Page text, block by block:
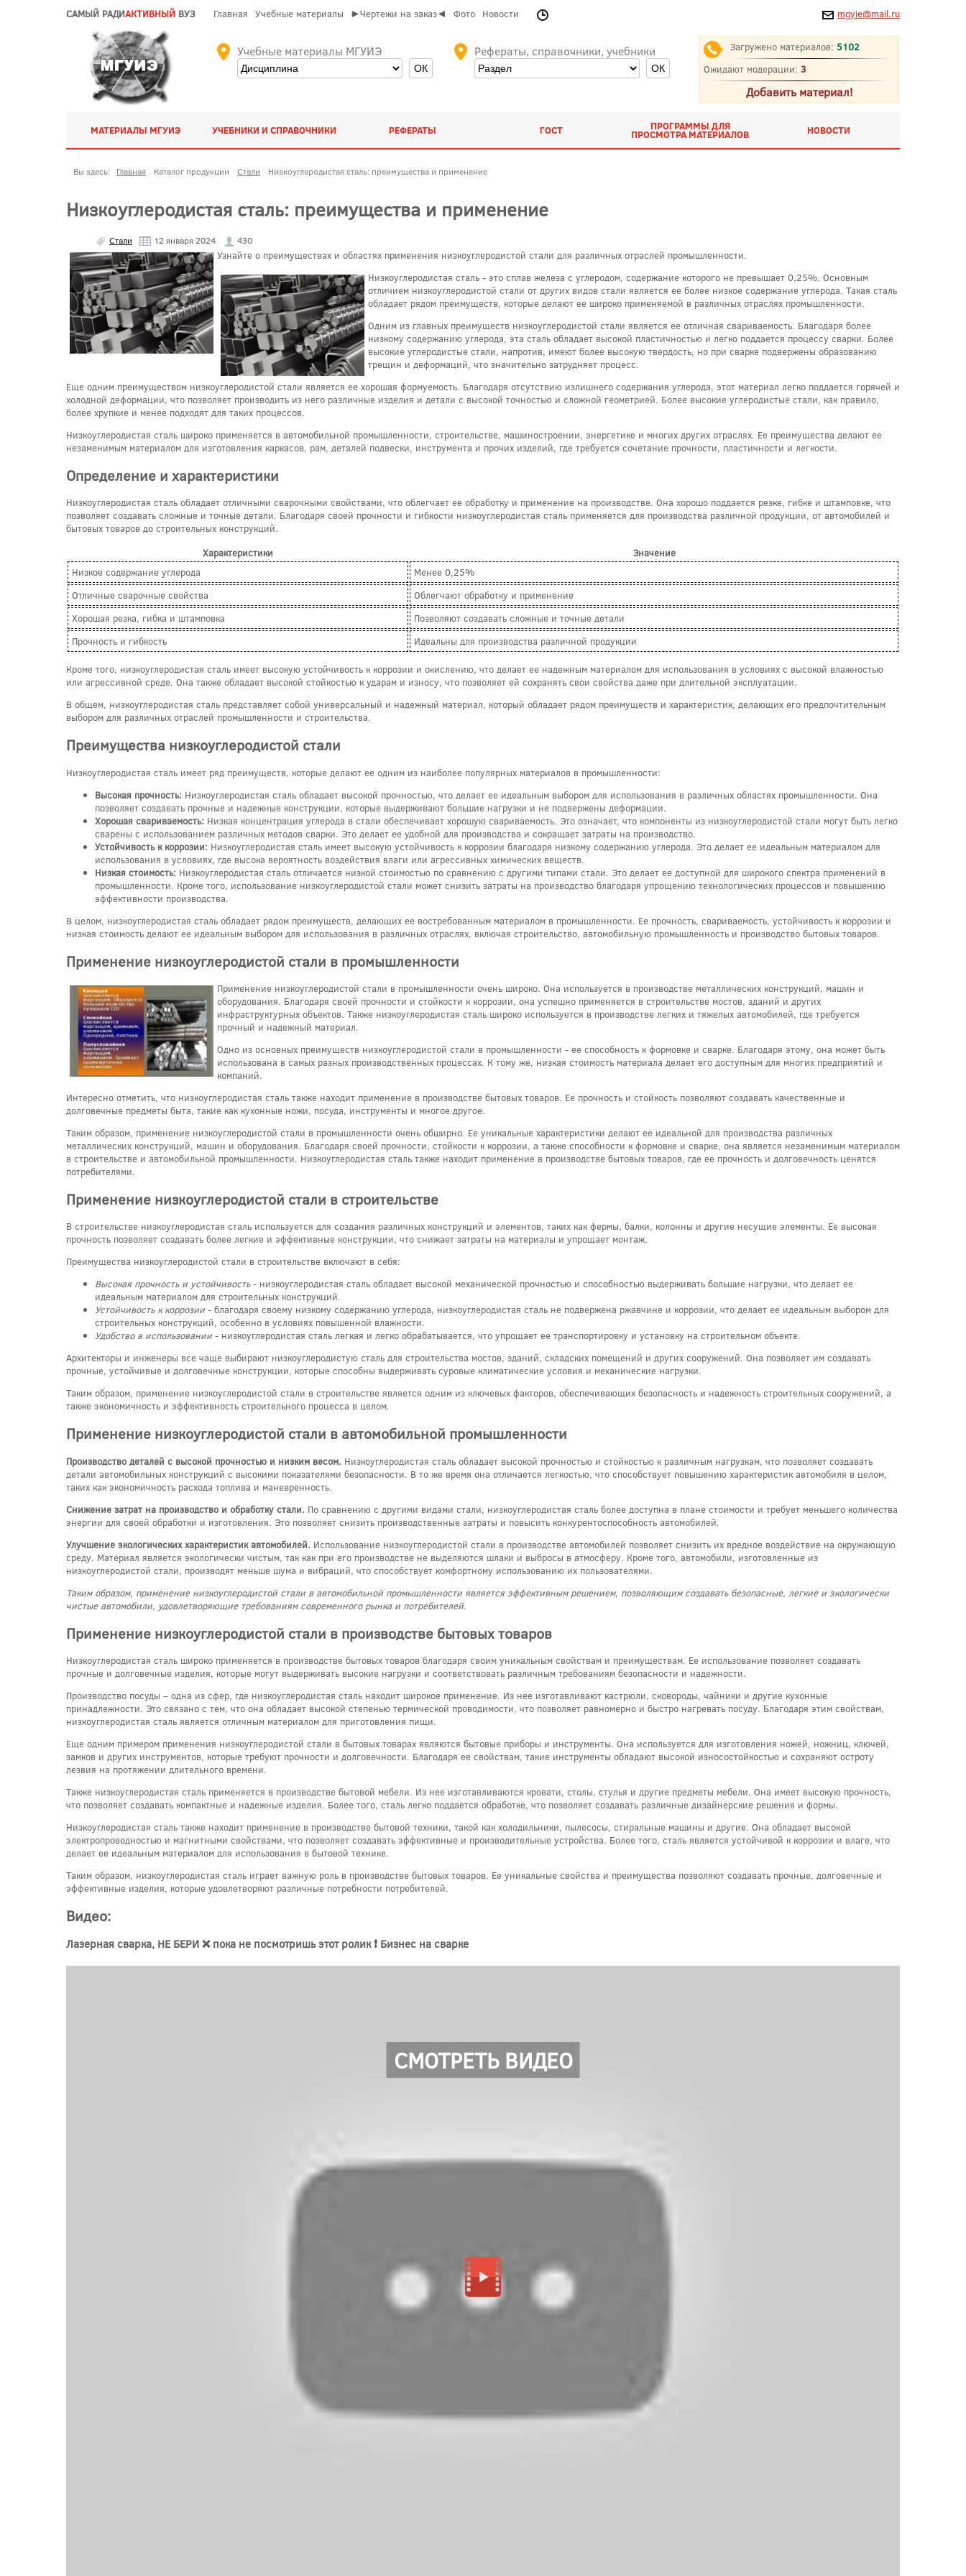
САМЫЙ РАДИАКТИВНЫЙ ВУЗ Главная Учебные материалы ►Чертежи на заказ◄ Фото Новости mgyie@mail.ru
Учебные материалы МГУИЭ Рефераты, справочники, учебники Загружено материалов: 5102
Ожидают модерации: 3
Добавить материал!
МАТЕРИАЛЫ МГУИЭ УЧЕБНИКИ И СПРАВОЧНИКИ РЕФЕРАТЫ ГОСТ ПРОГРАММЫ ДЛЯ
ПРОСМОТРА МАТЕРИАЛОВ НОВОСТИ
Вы здесь: Главная Каталог продукции Стали Низкоуглеродистая сталь: преимущества и применение
Низкоуглеродистая сталь: преимущества и применение
Стали 12 января 2024 430
Узнайте о преимуществах и областях применения низкоуглеродистой стали для различных отраслей промышленности.
Низкоуглеродистая сталь - это сплав железа с углеродом, содержание которого не превышает 0,25%. Основным
отличием низкоуглеродистой стали от других видов стали является ее более низкое содержание углерода. Такая сталь
обладает рядом преимуществ, которые делают ее широко применяемой в различных отраслях промышленности.
Одним из главных преимуществ низкоуглеродистой стали является ее отличная свариваемость. Благодаря более
низкому содержанию углерода, эта сталь обладает высокой пластичностью и легко поддается процессу сварки. Более
высокие углеродистые стали, напротив, имеют более высокую твердость, но при сварке подвержены образованию
трещин и деформаций, что значительно затрудняет процесс.
Еще одним преимуществом низкоуглеродистой стали является ее хорошая формуемость. Благодаря отсутствию излишнего содержания углерода, этот материал легко поддается горячей и
холодной деформации, что позволяет производить из него различные изделия и детали с высокой точностью и сложной геометрией. Более высокие углеродистые стали, как правило,
более хрупкие и менее подходят для таких процессов.
Низкоуглеродистая сталь широко применяется в автомобильной промышленности, строительстве, машиностроении, энергетике и многих других отраслях. Ее преимущества делают ее
незаменимым материалом для изготовления каркасов, рам, деталей подвески, инструмента и прочих изделий, где требуется сочетание прочности, пластичности и легкости.
Определение и характеристики
Низкоуглеродистая сталь обладает отличными сварочными свойствами, что облегчает ее обработку и применение на производстве. Она хорошо поддается резке, гибке и штамповке, что
позволяет создавать сложные и точные детали. Благодаря своей прочности и гибкости низкоуглеродистая сталь применяется для производства различной продукции, от автомобилей и
бытовых товаров до строительных конструкций.
Характеристики
Значение
Низкое содержание углерода
Менее 0,25%
Отличные сварочные свойства
Облегчают обработку и применение
Хорошая резка, гибка и штамповка
Позволяют создавать сложные и точные детали
Прочность и гибкость
Идеальны для производства различной продукции
Кроме того, низкоуглеродистая сталь имеет высокую устойчивость к коррозии и окислению, что делает ее надежным материалом для использования в условиях с высокой влажностью
или агрессивной среде. Она также обладает высокой стойкостью к ударам и износу, что позволяет ей сохранять свои свойства даже при длительной эксплуатации.
В общем, низкоуглеродистая сталь представляет собой универсальный и надежный материал, который обладает рядом преимуществ и характеристик, делающих его предпочтительным
выбором для различных отраслей промышленности и строительства.
Преимущества низкоуглеродистой стали
Низкоуглеродистая сталь имеет ряд преимуществ, которые делают ее одним из наиболее популярных материалов в промышленности:
Высокая прочность: Низкоуглеродистая сталь обладает высокой прочностью, что делает ее идеальным выбором для использования в различных областях промышленности. Она
позволяет создавать прочные и надежные конструкции, которые выдерживают большие нагрузки и не подвержены деформации.
Хорошая свариваемость: Низкая концентрация углерода в стали обеспечивает хорошую свариваемость. Это означает, что компоненты из низкоуглеродистой стали могут быть легко
сварены с использованием различных методов сварки. Это делает ее удобной для производства и сокращает затраты на производство.
Устойчивость к коррозии: Низкоуглеродистая сталь имеет высокую устойчивость к коррозии благодаря низкому содержанию углерода. Это делает ее идеальным материалом для
использования в условиях, где высока вероятность воздействия влаги или агрессивных химических веществ.
Низкая стоимость: Низкоуглеродистая сталь отличается низкой стоимостью по сравнению с другими типами стали. Это делает ее доступной для широкого спектра применений в
промышленности. Кроме того, использование низкоуглеродистой стали может снизить затраты на производство благодаря упрощению технологических процессов и повышению
эффективности производства.
В целом, низкоуглеродистая сталь обладает рядом преимуществ, делающих ее востребованным материалом в промышленности. Ее прочность, свариваемость, устойчивость к коррозии и
низкая стоимость делают ее идеальным выбором для использования в различных отраслях, включая строительство, автомобильную промышленность и производство бытовых товаров.
Применение низкоуглеродистой стали в промышленности
Применение низкоуглеродистой стали в промышленности очень широко. Она используется в производстве металлических конструкций, машин и
оборудования. Благодаря своей прочности и стойкости к коррозии, она успешно применяется в строительстве мостов, зданий и других
инфраструктурных объектов. Также низкоуглеродистая сталь широко используется в производстве легких и тяжелых автомобилей, где требуется
прочный и надежный материал.
Одно из основных преимуществ низкоуглеродистой стали в промышленности - ее способность к формовке и сварке. Благодаря этому, она может быть
использована в самых разных производственных процессах. К тому же, низкая стоимость материала делает его доступным для многих предприятий и
компаний.
Интересно отметить, что низкоуглеродистая сталь также находит применение в производстве бытовых товаров. Ее прочность и стойкость позволяют создавать качественные и
долговечные предметы быта, такие как кухонные ножи, посуда, инструменты и многое другое.
Таким образом, применение низкоуглеродистой стали в промышленности очень обширно. Ее уникальные характеристики делают ее идеальной для производства различных
металлических конструкций, машин и оборудования. Благодаря своей прочности, стойкости к коррозии, а также способности к формовке и сварке, она является незаменимым материалом
в строительстве и автомобильной промышленности. Низкоуглеродистая сталь также находит применение в производстве бытовых товаров, где ее прочность и долговечность ценятся
потребителями.
Применение низкоуглеродистой стали в строительстве
В строительстве низкоуглеродистая сталь используется для создания различных конструкций и элементов, таких как фермы, балки, колонны и другие несущие элементы. Ее высокая
прочность позволяет создавать более легкие и эффективные конструкции, что снижает затраты на материалы и упрощает монтаж.
Преимущества низкоуглеродистой стали в строительстве включают в себя:
Высокая прочность и устойчивость- низкоуглеродистая сталь обладает высокой механической прочностью и способностью выдерживать большие нагрузки, что делает ее
идеальным материалом для строительных конструкций.
Устойчивость к коррозии - благодаря своему низкому содержанию углерода, низкоуглеродистая сталь не подвержена ржавчине и коррозии, что делает ее идеальным выбором для
строительных конструкций, особенно в условиях повышенной влажности.
Удобство в использовании - низкоуглеродистая сталь легкая и легко обрабатывается, что упрощает ее транспортировку и установку на строительном объекте.
Архитекторы и инженеры все чаще выбирают низкоуглеродистую сталь для строительства мостов, зданий, складских помещений и других сооружений. Она позволяет им создавать
прочные, устойчивые и долговечные конструкции, которые способны выдерживать суровые климатические условия и механические нагрузки.
Таким образом, применение низкоуглеродистой стали в строительстве является одним из ключевых факторов, обеспечивающих безопасность и надежность строительных сооружений, а
также экономичность и эффективность строительного процесса в целом.
Применение низкоуглеродистой стали в автомобильной промышленности
Производство деталей с высокой прочностью и низким весом. Низкоуглеродистая сталь обладает высокой прочностью и стойкостью к различным нагрузкам, что позволяет создавать
детали автомобильных конструкций с высокими показателями безопасности. В то же время она отличается легкостью, что способствует повышению характеристик автомобиля в целом,
таких как экономичность расхода топлива и маневренность.
Снижение затрат на производство и обработку стали. По сравнению с другими видами стали, низкоуглеродистая сталь более доступна в плане стоимости и требует меньшего количества
энергии для своей обработки и изготовления. Это позволяет снизить производственные затраты и повысить конкурентоспособность автомобилей.
Улучшение экологических характеристик автомобилей. Использование низкоуглеродистой стали в производстве автомобилей позволяет снизить их вредное воздействие на окружающую
среду. Материал является экологически чистым, так как при его производстве не выделяются шлаки и выбросы в атмосферу. Кроме того, автомобили, изготовленные из
низкоуглеродистой стали, производят меньше шума и вибраций, что способствует комфортному использованию их пользователями.
Таким образом, применение низкоуглеродистой стали в автомобильной промышленности является эффективным решением, позволяющим создавать безопасные, легкие и экологически
чистые автомобили, удовлетворяющие требованиям современного рынка и потребителей.
Применение низкоуглеродистой стали в производстве бытовых товаров
Низкоуглеродистая сталь широко применяется в производстве бытовых товаров благодаря своим уникальным свойствам и преимуществам. Ее использование позволяет создавать
прочные и долговечные изделия, которые могут выдерживать высокие нагрузки и соответствовать различным требованиям безопасности и надежности.
Производство посуды – одна из сфер, где низкоуглеродистая сталь находит широкое применение. Из нее изготавливают кастрюли, сковороды, чайники и другие кухонные
принадлежности. Это связано с тем, что она обладает высокой степенью термической проводимости, что позволяет равномерно и быстро нагревать посуду. Благодаря этим свойствам,
низкоуглеродистая сталь является отличным материалом для приготовления пищи.
Еще одним примером применения низкоуглеродистой стали в бытовых товарах являются бытовые приборы и инструменты. Она используется для изготовления ножей, ножниц, ключей,
замков и других инструментов, которые требуют прочности и долговечности. Благодаря ее свойствам, такие инструменты обладают высокой износостойкостью и сохраняют остроту
лезвия на протяжении длительного времени.
Также низкоуглеродистая сталь применяется в производстве бытовой мебели. Из нее изготавливаются кровати, столы, стулья и другие предметы мебели. Она имеет высокую прочность,
что позволяет создавать компактные и надежные изделия. Более того, сталь легко поддается обработке, что позволяет создавать различные дизайнерские решения и формы.
Низкоуглеродистая сталь также находит применение в производстве бытовой техники, такой как холодильники, пылесосы, стиральные машины и другие. Она обладает высокой
электропроводностью и магнитными свойствами, что позволяет создавать эффективные и производительные устройства. Более того, сталь является устойчивой к коррозии и влаге, что
делает ее идеальным материалом для использования в бытовой технике.
Таким образом, низкоуглеродистая сталь играет важную роль в производстве бытовых товаров. Ее уникальные свойства и преимущества позволяют создавать прочные, долговечные и
эффективные изделия, которые удовлетворяют различные потребности потребителей.
Видео:
Лазерная сварка, НЕ БЕРИ ❌ пока не посмотришь этот ролик ❗ Бизнес на сварке
СМОТРЕТЬ ВИДЕО